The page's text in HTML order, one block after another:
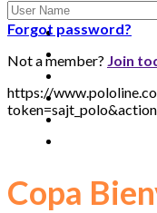
Forgot password?
Not a member? Join
https://
Copa